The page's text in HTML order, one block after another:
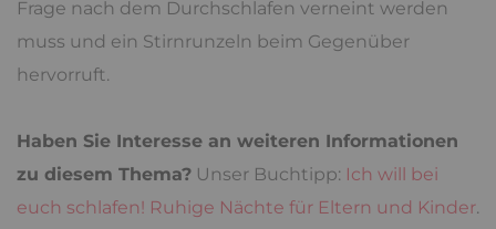
Frage nach dem Durchschlafen verneint werden
muss und ein Stirnrunzeln beim Gegenüber
hervorruft.
Haben Sie Interesse an weiteren Informationen
zu diesem Thema? Unser Buchtipp: Ich will bei
euch schlafen! Ruhige Nächte für Eltern und Kinder.